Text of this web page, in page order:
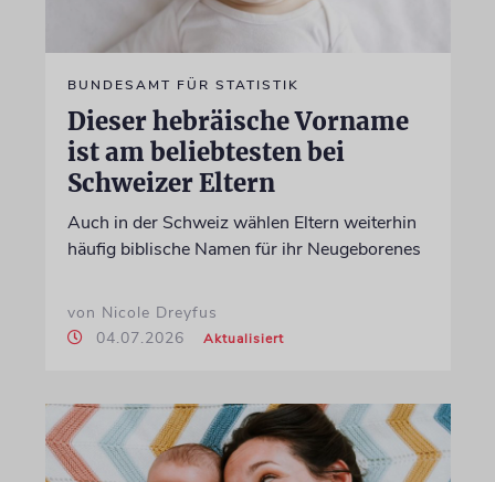
BUNDESAMT FÜR STATISTIK
Dieser hebräische Vorname
ist am beliebtesten bei
Schweizer Eltern
Auch in der Schweiz wählen Eltern weiterhin
häufig biblische Namen für ihr Neugeborenes
von Nicole Dreyfus
04.07.2026
Aktualisiert